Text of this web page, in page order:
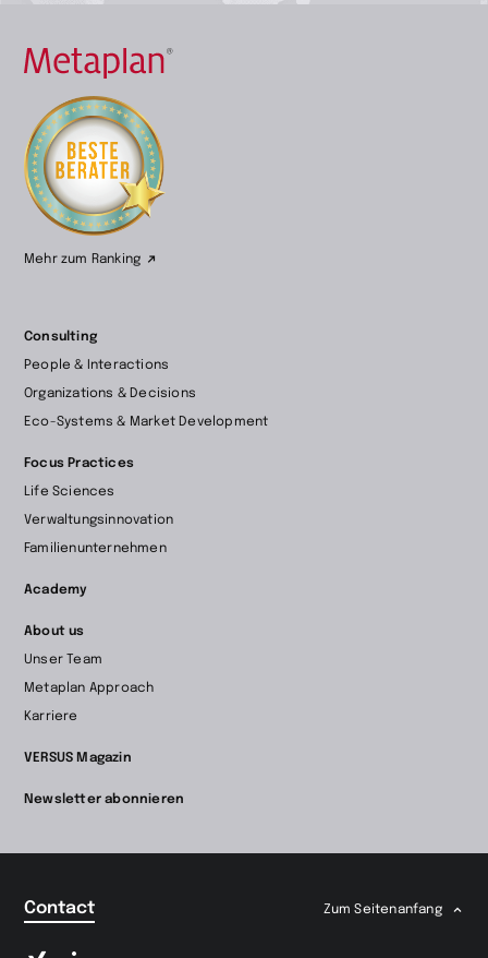
Startseite
wechseln
Mehr zum Ranking
Consulting
People & Interactions
Organizations & Decisions
Eco-Systems & Market Development
Focus Practices
Life Sciences
Verwaltungsinnovation
Familienunternehmen
Academy
About us
Unser Team
Metaplan Approach
Karriere
VERSUS Magazin
Newsletter abonnieren
Contact Zum Seitenanfang